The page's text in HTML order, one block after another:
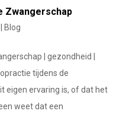
Zwangerschap
Blog
| gezondheid |
tijdens de
eigen ervaring is, of dat het
weet dat een